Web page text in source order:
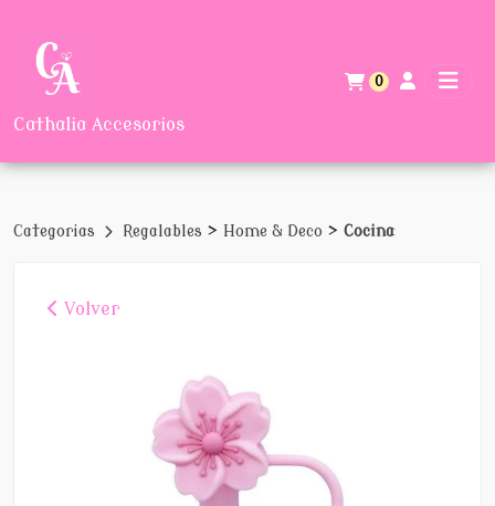
Cathalia Accesorios
0
Categorias Regalables > Home & Deco > Cocina
Volver